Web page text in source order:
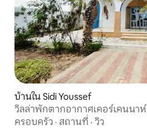
บ้านใน Sidi Youssef
วิลล่าพักตากอากาศเคอร์เคนนาห์
ครอบครัว · สถานที่ · วิว